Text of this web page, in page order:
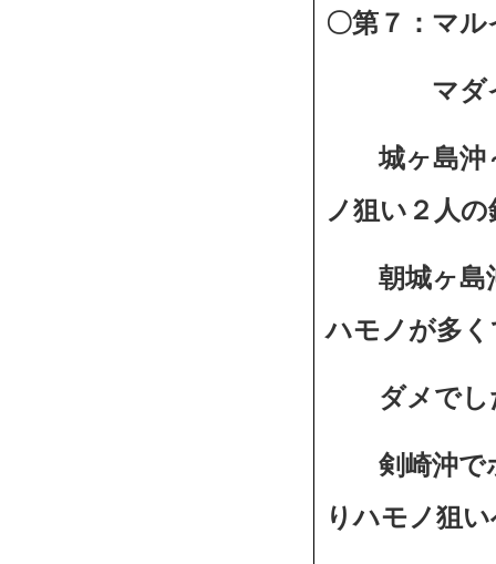
〇第７：マ
マダイ１
城ヶ島沖～
ノ狙い２人の
朝城ヶ島沖
ハモノが多く
ダメでし
剣崎沖でポ
りハモノ狙